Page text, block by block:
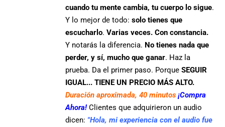
cuando tu mente cambia, tu cuerpo lo sigue.
Y lo mejor de todo:solo tienes que
escucharlo.Varias veces. Con constancia.
Y notarás la diferencia. No tienes nada que
perder, y sí, mucho que ganar. Haz la
prueba. Da el primer paso. PorqueSEGUIR
IGUAL... TIENE UN PRECIO MÁS ALTO.
Duración aproximada, 40 minutos ¡Compra
Ahora! Clientes que adquirieron un audio
dicen: "Hola, mi experiencia con el audio fue